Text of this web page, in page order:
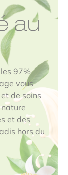
au
97%
vous
de soins
et des
hors du